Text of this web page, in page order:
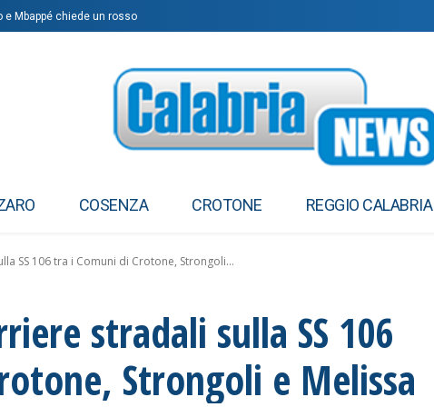
e Mbappé chiede un rosso
COSENZA CROTONE REGGIO CALABRIA
SS 106 tra i Comuni di Crotone, Strongoli...
stradali sulla SS 106
Strongoli e Melissa